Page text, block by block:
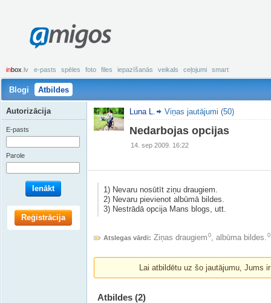
amigos
inbox .lv e-pasts spēles foto files iepazīšanās veikals ceļojumi smart
Blogi Atbildes
Luna L. Viņas jautājumi (50)
Nedarbojas opcijas
14. sep 2009. 16:22
1) Nevaru nosūtīt ziņu draugiem.
2) Nevaru pievienot albūmā bildes.
3) Nestrādā opcija Mans blogs, utt.
Atslegas vārdi: Ziņas draugiem 0, albūma bildes. 0
Lai atbildētu uz šo jautājumu, Jums
Atbildes (2)
Autorizācija
E-pasts
Parole
Ienākt
Reģistrācija